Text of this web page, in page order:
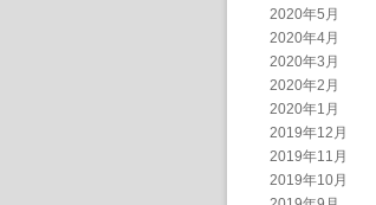
2020年5月
2020年4月
2020年3月
2020年2月
2020年1月
2019年12月
2019年11月
2019年10月